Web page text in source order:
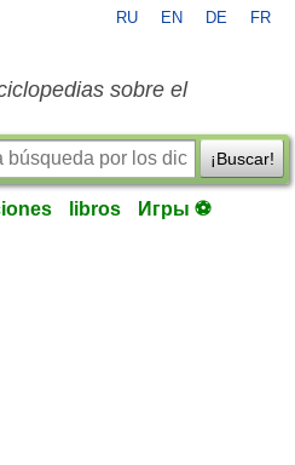
RU EN DE FR
sobre el
¡Buscar!
libros Игры ⚽